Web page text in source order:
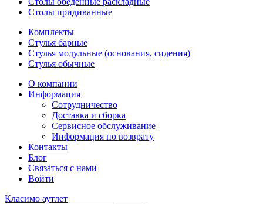
Столы придиванные
Комплекты
Стулья барные
Стулья модульные (основания, сидения)
Стулья обычные
О компании
Информация
Сотрудничество
Доставка и сборка
Сервисное обслуживание
Информация по возврату
Контакты
Блог
Связаться с нами
Войти
Класимо аутлет